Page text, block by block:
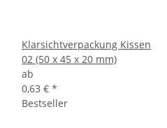
Klarsichtverpackung Kissen
02 (50 x 45 x 20 mm)
ab
0,63 € *
Bestseller